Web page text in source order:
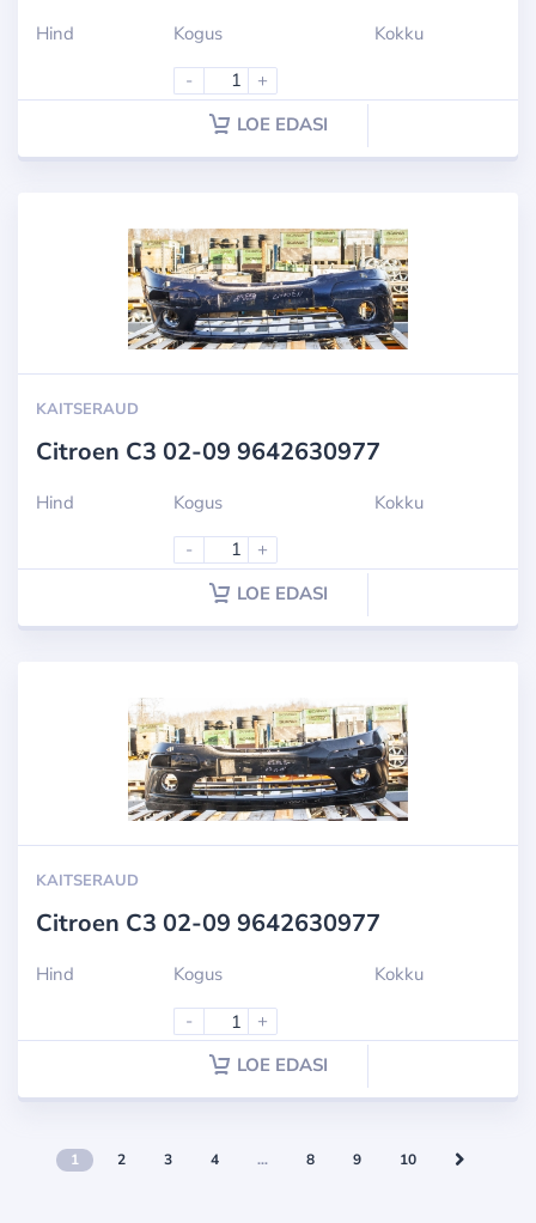
Hind
Kogus
-
+
Kokku
LOE EDASI
KAITSERAUD
Citroen C3 02-09 9642630977
Hind
Kogus
-
+
Kokku
LOE EDASI
KAITSERAUD
Citroen C3 02-09 9642630977
Hind
Kogus
-
+
Kokku
LOE EDASI
1 2 3 4 … 8 9 10